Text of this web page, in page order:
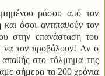
ράσου από τον
όσοι αντιπαθούν τον
στην επανάσταση του
να τον προβάλουν! Αν ο
απαθής στο τόλμημα της
σήμερα τα 200 χρόνια